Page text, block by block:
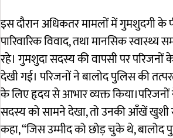
इस दौरान अधिकतर मामलों में गुमशुदगी के
पारिवारिक विवाद, तथा मानसिक स्वास्थ्य
रहे। गुमशुदा सदस्य की वापसी पर
देखी गई। परिजनों ने बालोद पुलिस की
के लिए हृदय से आभार व्यक्त
सदस्य को सामने देखा, तो उनकी आँखें
कहा, “जिस उम्मीद को छोड़ चुके थे, बालोद